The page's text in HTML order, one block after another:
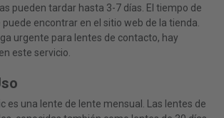
pueden tardar hasta 3-7 días. El tiempo de
encontrar en el sitio web de la tienda.
urgente para lentes de contacto, hay
este servicio.
es una lente de lente mensual. Las lentes de